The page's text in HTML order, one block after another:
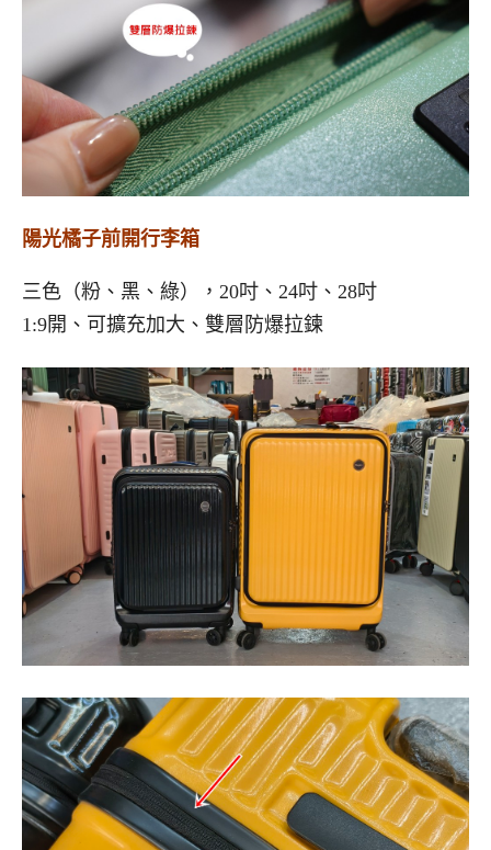
陽光橘子前開行李箱
三色（粉、黑、綠），20吋、24吋、28吋
1:9開、可擴充加大、雙層防爆拉鍊